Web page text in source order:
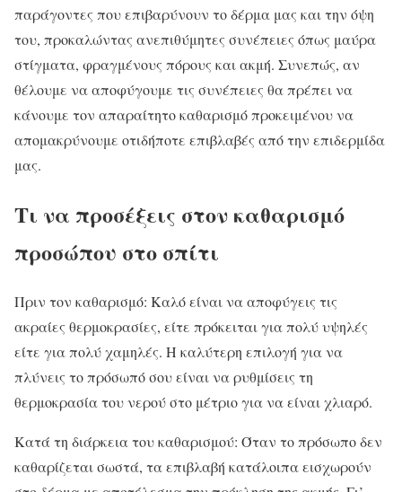
παράγοντες που επιβαρύνουν το δέρμα μας και την όψη
του, προκαλώντας ανεπιθύμητες συνέπειες όπως μαύρα
στίγματα, φραγμένους πόρους και ακμή. Συνεπώς, αν
θέλουμε να αποφύγουμε τις συνέπειες θα πρέπει να
κάνουμε τον απαραίτητο καθαρισμό προκειμένου να
απομακρύνουμε οτιδήποτε επιβλαβές από την επιδερμίδα
μας.
Τι να προσέξεις στον καθαρισμό
προσώπου στο σπίτι
Πριν τον καθαρισμό: Καλό είναι να αποφύγεις τις
ακραίες θερμοκρασίες, είτε πρόκειται για πολύ υψηλές
είτε για πολύ χαμηλές. Η καλύτερη επιλογή για να
πλύνεις το πρόσωπό σου είναι να ρυθμίσεις τη
θερμοκρασία του νερού στο μέτριο για να είναι χλιαρό.
Κατά τη διάρκεια του καθαρισμού: Όταν το πρόσωπο δεν
καθαρίζεται σωστά, τα επιβλαβή κατάλοιπα εισχωρούν